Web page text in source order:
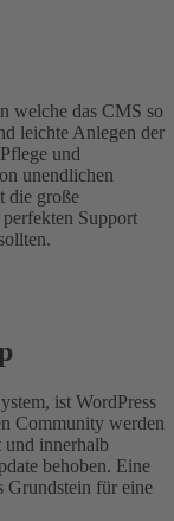
welche das CMS so
leichte Anlegen der
und
unendlichen
die große
Support
ist WordPress
Community werden
und innerhalb
behoben. Eine
Grundstein für eine